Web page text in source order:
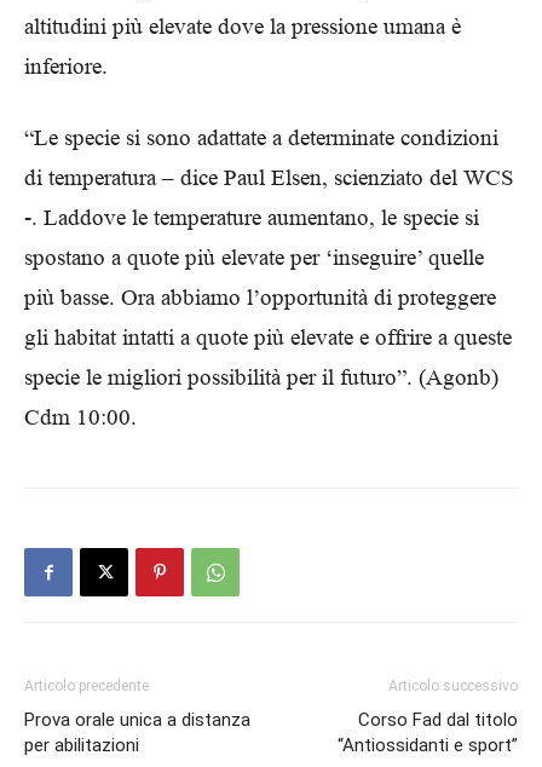
altitudini più elevate dove la pressione umana è
inferiore.
“Le specie si sono adattate a determinate condizioni
di temperatura – dice Paul Elsen, scienziato del WCS
-. Laddove le temperature aumentano, le specie si
spostano a quote più elevate per ‘inseguire’ quelle
più basse. Ora abbiamo l’opportunità di proteggere
gli habitat intatti a quote più elevate e offrire a queste
specie le migliori possibilità per il futuro”. (Agonb)
Cdm 10:00.
Articolo precedente
Prova orale unica a distanza
per abilitazioni
Articolo successivo
Corso Fad dal titolo
“Antiossidanti e sport”